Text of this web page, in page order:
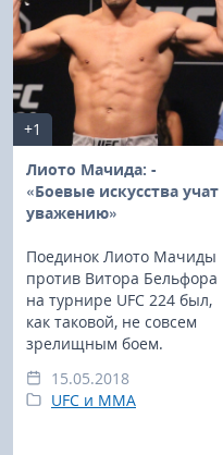
+1
Лиото Мачида: -
«Боевые искусства учат
уважению»
Поединок Лиото Мачиды
против Витора Бельфора
на турнире UFC 224 был,
как таковой, не совсем
зрелищным боем.
15.05.2018
UFC и MMA